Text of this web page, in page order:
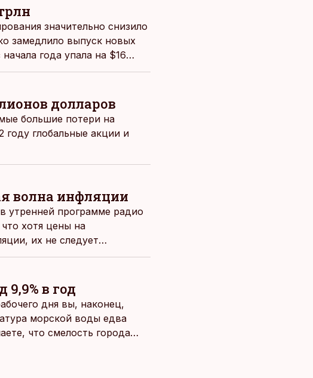
значительно снизило
замедлило выпуск новых
года упала на $16
международных
долларов
большие потери на
году глобальные акции и
волна инфляции
утренней программе радио
хотя цены на
их не следует
9,9% в год
дня вы, наконец,
морской воды едва
что смелость города